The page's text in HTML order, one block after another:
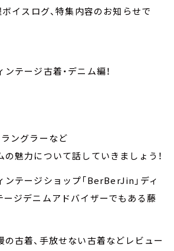
イスログ、特集内容のお知らせで
テージ古着・デニム編！
ングラーなど
魅力について話していきましょう！
テージショップ「BerBerJin」ディ
ージデニムアドバイザーでもある藤
古着、手放せない古着などレビュー